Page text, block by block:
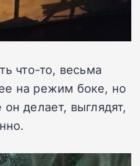
что-то, весьма
на режим боке, но
делает, выглядят,